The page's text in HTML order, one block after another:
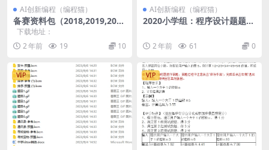
AI创新编程（编程猫）
备赛资料包（2018,2019,202
0）
下载地址：
2 年前
19 10
AI创新编程（编程猫）
2020小学组：程序设计题题目
2 年前 61 0
VIP VIP